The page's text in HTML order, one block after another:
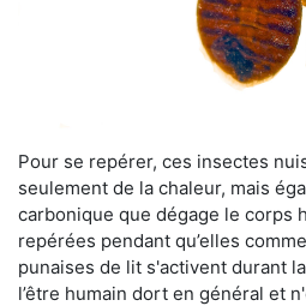
Pour se repérer, ces insectes
seulement de la chaleur, mais
carbonique que dégage le corps
repérées pendant qu’elles
punaises de lit s'activent durant
l’être humain dort en général et